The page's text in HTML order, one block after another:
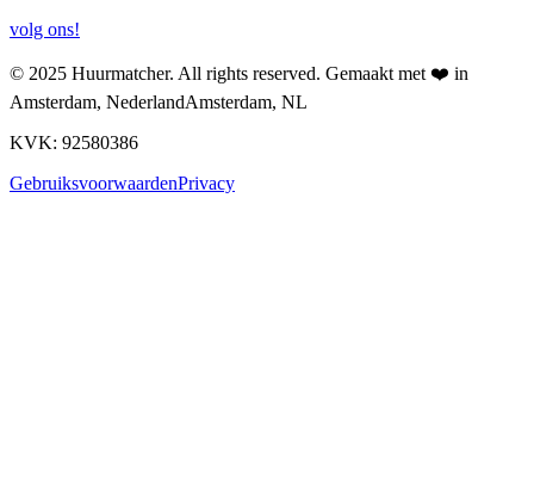
volg ons!
© 2025 Huurmatcher. All rights reserved. Gemaakt met ❤️ in
Amsterdam, NederlandAmsterdam, NL
KVK: 92580386
GebruiksvoorwaardenPrivacy